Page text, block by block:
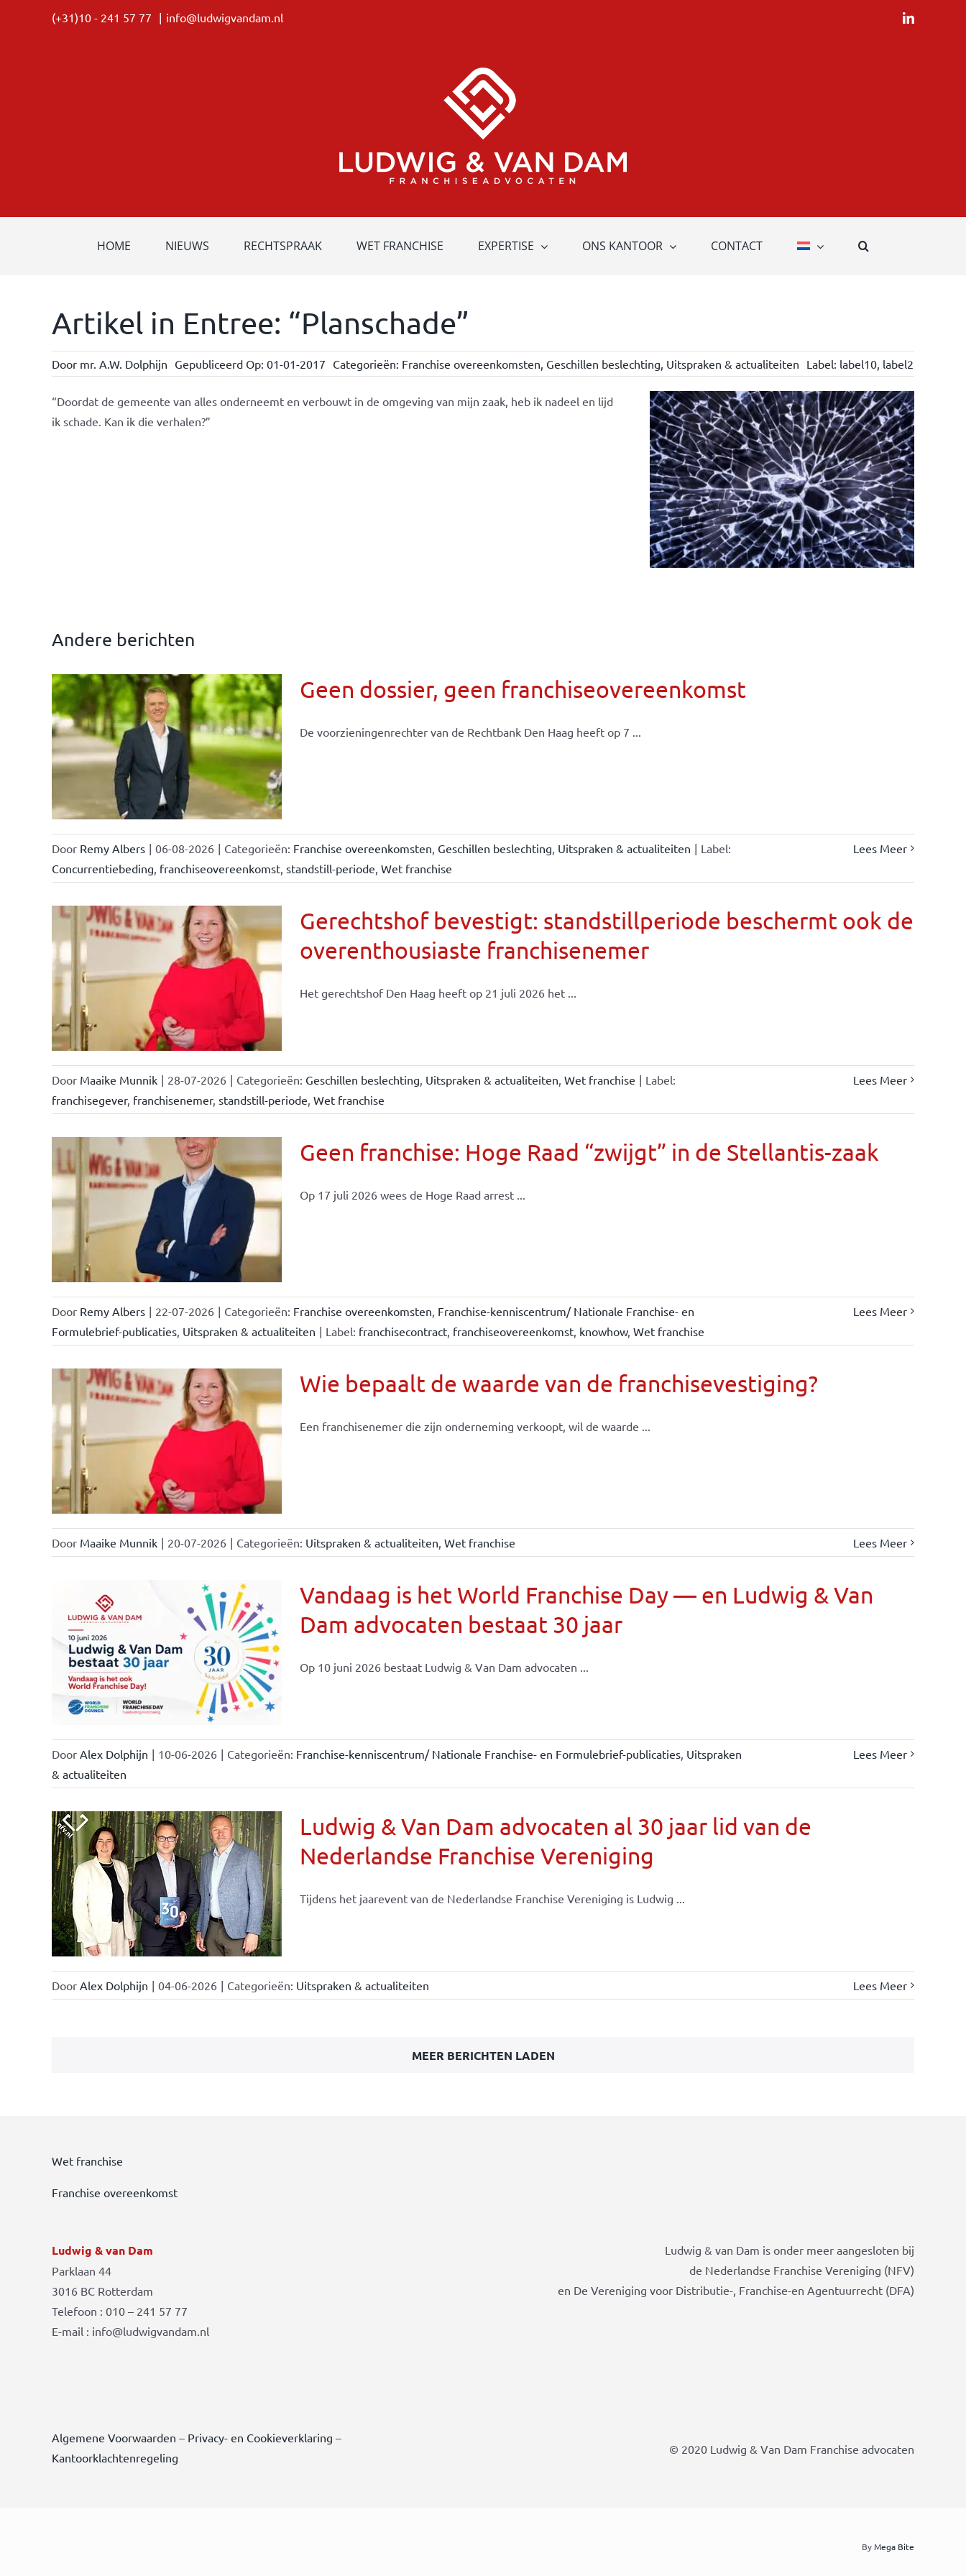
(+31)10 - 241 57 77 | info@ludwigvandam.nl LinkedIn
HOME NIEUWS RECHTSPRAAK WET FRANCHISE EXPERTISE ONS KANTOOR CONTACT
Artikel in Entree: “Planschade”
Door mr. A.W. Dolphijn Gepubliceerd Op: 01-01-2017 Categorieën: Franchise overeenkomsten, Geschillen beslechting, Uitspraken & actualiteiten Label: label10, label2
“Doordat de gemeente van alles onderneemt en verbouwt in de omgeving van mijn zaak, heb ik nadeel en lijd
ik schade. Kan ik die verhalen?”
Andere berichten
Geen dossier, geen franchiseovereenkomst
De voorzieningenrechter van de Rechtbank Den Haag heeft op 7 ...
Door Remy Albers | 06-08-2026 | Categorieën: Franchise overeenkomsten Geschillen beslechting Uitspraken & actualiteiten | Label:
Concurrentiebeding franchiseovereenkomst, standstill-periode Wet franchise
Lees Meer
Gerechtshof bevestigt: standstillperiode beschermt ook de
overenthousiaste franchisenemer
Het gerechtshof Den Haag heeft op 21 juli 2026 het ...
Door Maaike Munnik | 28-07-2026 | Categorieën: Geschillen beslechting Uitspraken & actualiteiten Wet franchise | Label:
franchisegever, franchisenemer, standstill-periode Wet franchise
Lees Meer
Geen franchise: Hoge Raad “zwijgt” in de Stellantis-zaak
Op 17 juli 2026 wees de Hoge Raad arrest ...
Door Remy Albers | 22-07-2026 | Categorieën: Franchise overeenkomsten Franchise-kenniscentrum/ Nationale Franchise- en
Formulebrief-publicaties, Uitspraken & actualiteiten | Label: franchisecontract, franchiseovereenkomst, knowhow, Wet franchise
Lees Meer
Wie bepaalt de waarde van de franchisevestiging?
Een franchisenemer die zijn onderneming verkoopt, wil de waarde ...
Door Maaike Munnik | 20-07-2026 | Categorieën: Uitspraken & actualiteiten Wet franchise Lees Meer
Vandaag is het World Franchise Day — en Ludwig & Van
Dam advocaten bestaat 30 jaar
Op 10 juni 2026 bestaat Ludwig & Van Dam advocaten ...
Door Alex Dolphijn | 10-06-2026 | Categorieën: Franchise-kenniscentrum/ Nationale Franchise- en Formulebrief-publicaties, Uitspraken
& actualiteiten
Lees Meer
Ludwig & Van Dam advocaten al 30 jaar lid van de
Nederlandse Franchise Vereniging
Tijdens het jaarevent van de Nederlandse Franchise Vereniging is Ludwig ...
Door Alex Dolphijn | 04-06-2026 | Categorieën: Uitspraken & actualiteiten Lees Meer
MEER BERICHTEN LADEN
Wet franchise
Franchise overeenkomst
Ludwig & van Dam
Parklaan 44
3016 BC Rotterdam
Telefoon : 010 – 241 57 77
E-mail : info@ludwigvandam.nl
Ludwig & van Dam is onder meer aangesloten bij
de Nederlandse Franchise Vereniging (NFV)
en De Vereniging voor Distributie-, Franchise-en Agentuurrecht (DFA)
Algemene Voorwaarden – Privacy- en Cookieverklaring –
Kantoorklachtenregeling
© 2020 Ludwig & Van Dam Franchise advocaten
ByMega Bite